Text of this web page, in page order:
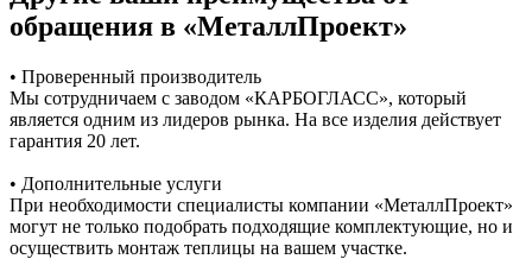
обращения в «МеталлПроект»
• Проверенный производитель
Мы сотрудничаем с заводом «КАРБОГЛАСС», который
является одним из лидеров рынка. На все изделия действует
гарантия 20 лет.
• Дополнительные услуги
При необходимости специалисты компании «МеталлПроект»
могут не только подобрать подходящие комплектующие, но и
осуществить монтаж теплицы на вашем участке.